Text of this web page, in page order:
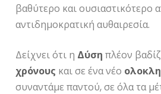
βαθύτερο και ουσιαστικότερο
αντιδημοκρατική αυθαιρεσία.
Δείχνει ότι η Δύση πλέον
χρόνους και σε ένα νέο
συναντάμε παντού, σε όλα τα